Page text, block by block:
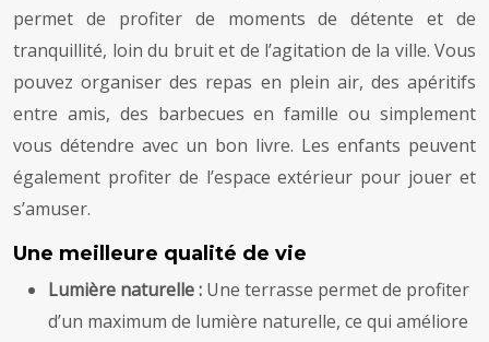
permet de profiter de moments de détente et de
tranquillité, loin du bruit et de l’agitation de la ville. Vous
pouvez organiser des repas en plein air, des apéritifs
entre amis, des barbecues en famille ou simplement
vous détendre avec un bon livre. Les enfants peuvent
également profiter de l’espace extérieur pour jouer et
s’amuser.
Une meilleure qualité de vie
Lumière naturelle : Une terrasse permet de profiter
d’un maximum de lumière naturelle, ce qui améliore